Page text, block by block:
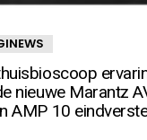
nieuwe Marantz
AMP 10